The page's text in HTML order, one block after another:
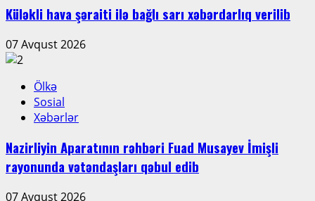
Küləkli hava şəraiti ilə bağlı sarı xəbərdarlıq verilib
07 Avqust 2026
Ölkə
Sosial
Xəbərlər
Nazirliyin Aparatının rəhbəri Fuad Musayev İmişli
rayonunda vətəndaşları qəbul edib
07 Avqust 2026